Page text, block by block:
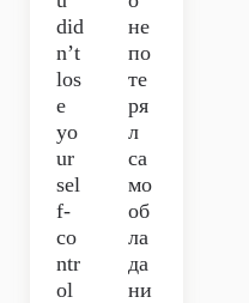
did
n’t
los
e
yo
ur
sel
f-
co
ntr
ol
не
по
те
ря
л
са
мо
об
ла
да
ни